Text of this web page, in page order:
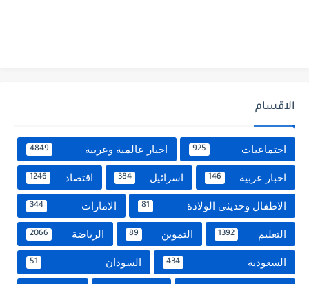
الاقسام
اجتماعيات 925 اخبار عالمية وعربية 4849
اخبار عربية 146 اسرائيل 384 اقتصاد 1246
الاطفال وحديثى الولادة 81 الامارات 344
التعليم 1392 التموين 89 الرياضة 2066
السعودية 434 السودان 51